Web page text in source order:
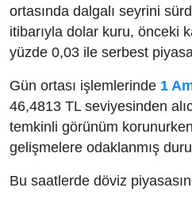
ortasında dalgalı seyrini
itibarıyla dolar kuru, önceki
yüzde 0,03 ile serbest
Gün ortası işlemlerinde 1
46,4813 TL seviyesinden
temkinli görünüm
gelişmelere odaklanmış
Bu saatlerde döviz